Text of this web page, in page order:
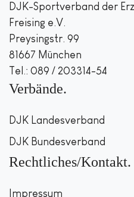
DJK-Sportverband der
Freising e.V.
Preysingstr. 99
81667 München
Tel.: 089 / 203314-54
Verbände
DJK Landesverband
DJK Bundesverband
Rechtliches/Kontakt
Impressum